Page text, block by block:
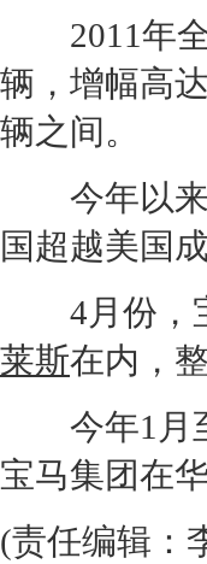
2011年全
辆，增幅高
辆之间。
今年以来
国超越美国
4月份，
莱斯在内，
今年1月
宝马集团在
(责任编辑：